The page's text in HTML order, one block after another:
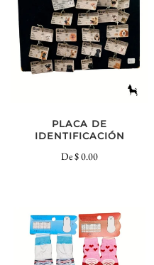
PLACA DE
IDENTIFICACIÓN
De$ 0.00